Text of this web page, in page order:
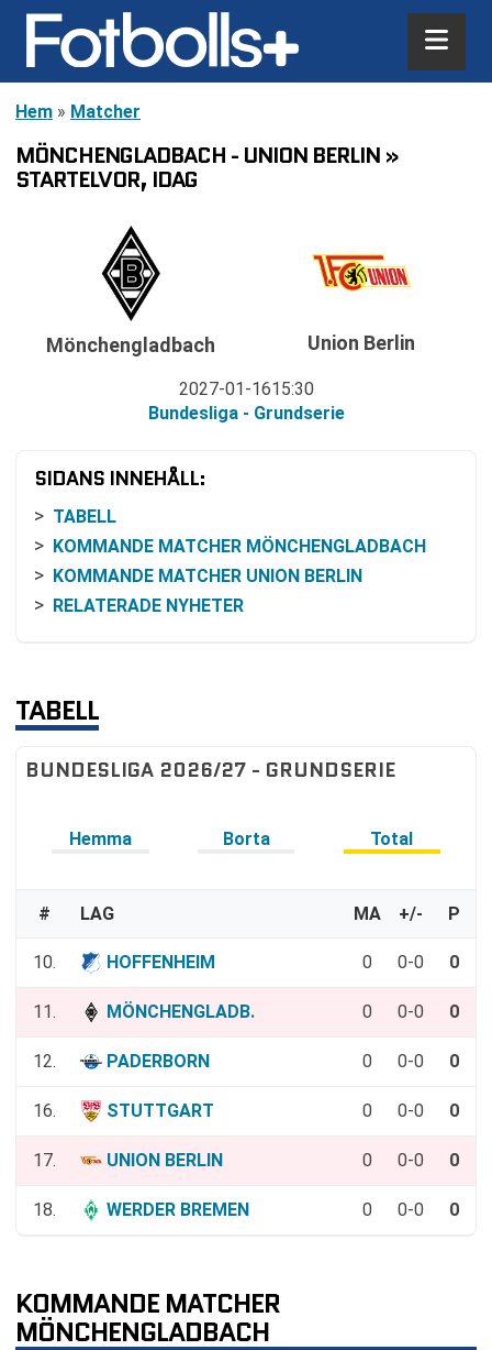
Hem » Matcher
MÖNCHENGLADBACH - UNION BERLIN »
STARTELVOR, IDAG
Mönchengladbach
2027-01-1615:30
Bundesliga - Grundserie
Union Berlin
SIDANS INNEHÅLL:
TABELL
KOMMANDE MATCHER MÖNCHENGLADBACH
KOMMANDE MATCHER UNION BERLIN
RELATERADE NYHETER
TABELL
BUNDESLIGA 2026/27 - GRUNDSERIE
Hemma Borta Total
# LAG MA +/- P
10. HOFFENHEIM 0 0-0 0
11. MÖNCHENGLADB. 0 0-0 0
12. PADERBORN 0 0-0 0
16. STUTTGART 0 0-0 0
17. UNION BERLIN 0 0-0 0
18. WERDER BREMEN 0 0-0 0
KOMMANDE MATCHER
MÖNCHENGLADBACH